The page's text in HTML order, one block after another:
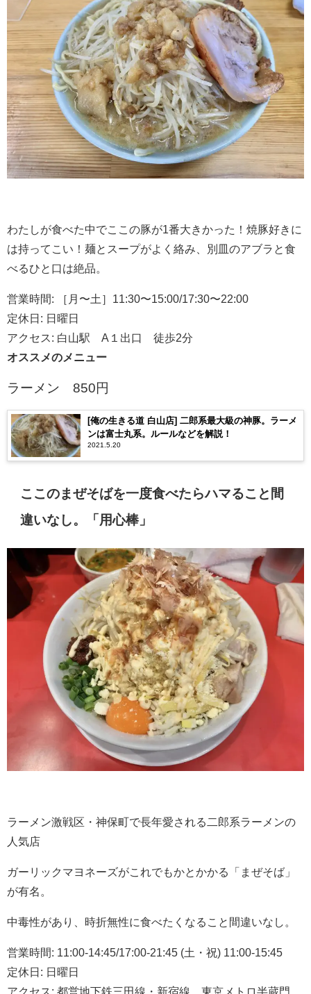
わたしが食べた中でここの豚が1番大きかった！焼豚好きに
は持ってこい！麺とスープがよく絡み、別皿のアブラと食
べるひと口は絶品。
営業時間: ［月〜土］ 11:30〜15:00/17:30〜22:00
定休日 : 日曜日
アクセス: 白山駅 A １出口 徒歩2分
オススメのメニュー
ラーメン 850円
[俺の生きる道 白山店] 二郎系最大級の神豚。ラーメ
ンは富士丸系。ルールなどを解説！
2021.5.20
ここのまぜそばを一度食べたらハマること間
違いなし。「用心棒」
ラーメン激戦区・神保町で長年愛される二郎系ラーメンの
人気店
ガーリックマヨネーズがこれでもかとかかる「まぜそば」
が有名。
中毒性があり、時折無性に食べたくなること間違いなし。
営業時間: 11:00-14:45/17:00-21:45 (土・祝) 11:00-15:45
定休日 : 日曜日